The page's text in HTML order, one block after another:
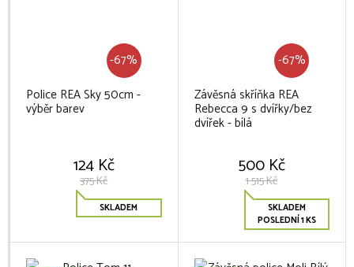
-67%
Police REA Sky 50cm -
výběr barev
124 Kč
375 Kč
SKLADEM
-67%
Závěsná skříňka REA
Rebecca 9 s dvířky/bez
dvířek - bílá
500 Kč
1 515 Kč
SKLADEM
POSLEDNÍ 1 KS